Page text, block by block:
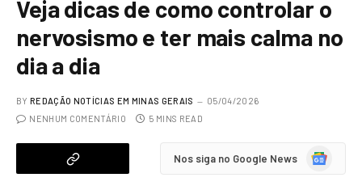
Veja dicas de como controlar o
nervosismo e ter mais calma no
dia a dia
BY REDAÇÃO NOTÍCIAS EM MINAS GERAIS
05/04/2026
NENHUM COMENTÁRIO
5 MINS READ
Nos siga no Google News
Google